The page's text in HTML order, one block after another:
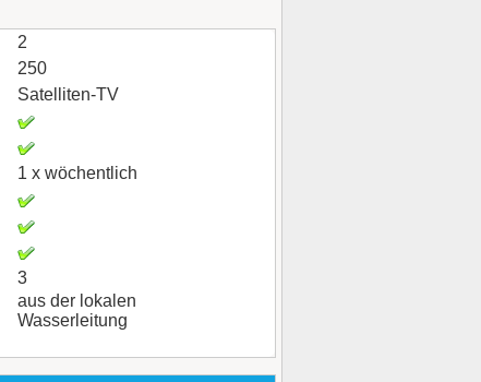
2
250
Satelliten-TV
1 x wöchentlich
3
aus der lokalen
Wasserleitung